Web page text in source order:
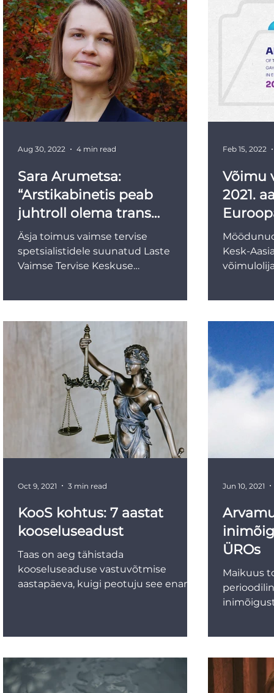
Sara Arumetsa:
“Arstikabinetis peab
juhtroll olema trans
inimesel”
Äsja toimus vaimse tervise
spetsialistidele suunatud Laste
Vaimse Tervise Keskuse
Aug 30, 2022 4 min read
Võimu
2021.
Kesk-
Feb 15, 2022
KooS kohtus: 7 aastat
kooseluseadust
Taas on aeg tähistada
kooseluseaduse vastuvõtmise
aastapäeva, kuigi peotuju see enam
Oct 9, 2021 3 min read
ÜROs
Maikuus
Jun 10, 2021